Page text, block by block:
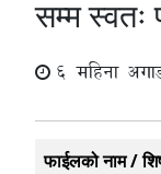
सम्म
6 महिना
फाईलको नाम /